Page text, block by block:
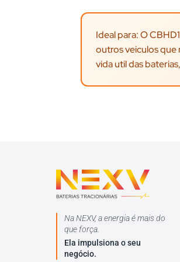
Ideal para: O
outros veiculos
vida util das
Na NEXV, a energia é mais do
que força.
Ela impulsiona o seu
negócio.